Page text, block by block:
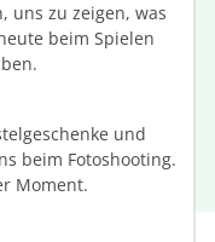
uns zu zeigen, was
beim Spielen
und
beim Fotoshooting.
Moment.